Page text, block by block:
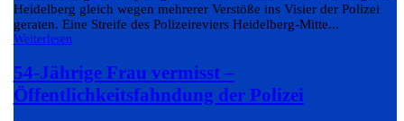
Heidelberg gleich wegen mehrerer Verstöße ins Visier der Polizei
geraten. Eine Streife des Polizeireviers Heidelberg-Mitte...
Weiterlesen
54-Jährige Frau vermisst –
Öffentlichkeitsfahndung der Polizei